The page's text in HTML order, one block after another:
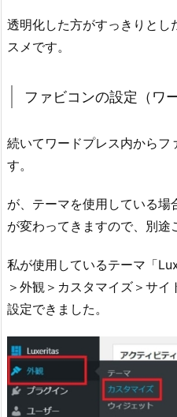
透明化した方がすっきりとし
スメです。
ファビコンの設定（ワ
続いてワードプレス内からフ
す。
が、テーマを使用している
が変わってきますので、別途
私が使用しているテーマ「
＞外観＞カスタマイズ＞サ
設定できました。